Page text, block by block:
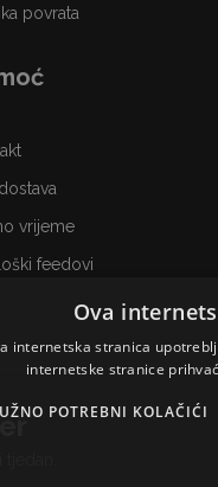
povrata
vrijeme
feedovi
Ova
internetska stranica
internetske stranice
POTREBNI KOLAČIĆI